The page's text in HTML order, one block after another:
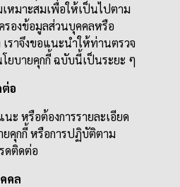
หมาะสมเพื่อให้เป็นไปตาม
รองข้อมูลส่วนบุคคลหรือ
ราจึงขอแนะนำให้ท่านตรวจ
ยบายคุกกี้ ฉบับนี้เป็นระยะ ๆ
ต่อ
ะ หรือต้องการรายละเอียด
ยคุกกี้ หรือการปฏิบัติตาม
ดติดต่อ
คล